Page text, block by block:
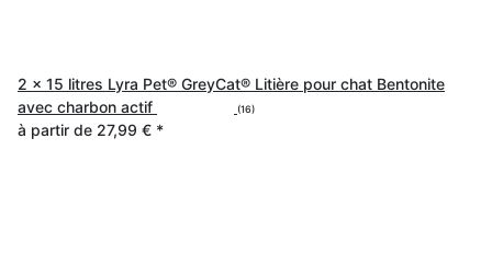
2 x 15 litres Lyra Pet® GreyCat® Litière pour chat Bentonite
avec charbon actif
(16)
à partir de 27,99 € *